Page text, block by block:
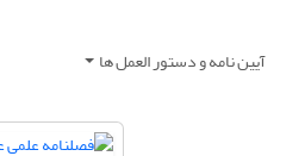
آیین نامه و دستور العمل ها